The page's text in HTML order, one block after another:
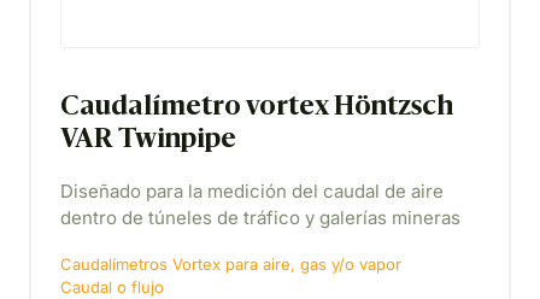
Caudalímetro vortex Höntzsch
VAR Twinpipe
Diseñado para la medición del caudal de aire
dentro de túneles de tráfico y galerías mineras
Caudalímetros Vortex para aire, gas y/o vapor
Caudal o flujo